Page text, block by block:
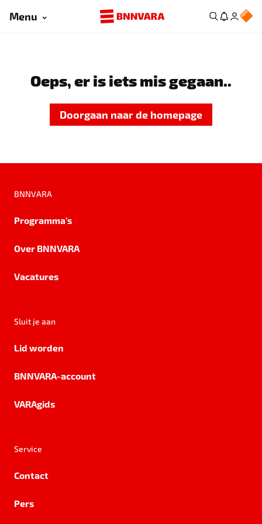
Menu
Oeps, er is iets mis gegaan..
Doorgaan naar de homepage
BNNVARA
Programma's
Over BNNVARA
Vacatures
Sluit je aan
Lid worden
BNNVARA-account
VARAgids
Service
Contact
Pers